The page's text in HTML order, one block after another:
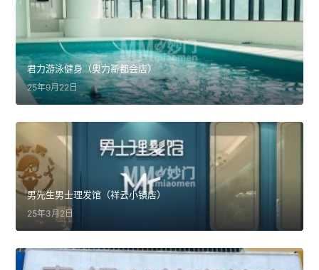
君力游泳健身（奥力新都会店）
25年9月22日
男先生男士理发馆（祥云小镇店）
25年3月2日